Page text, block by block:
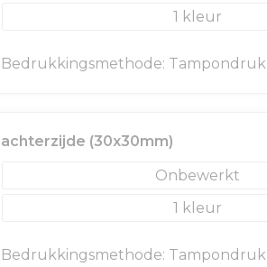
1
Bedrukkingsmethode: Tampondruk
achterzijde (30x30mm)
Onbewerkt
1
Bedrukkingsmethode: Tampondruk